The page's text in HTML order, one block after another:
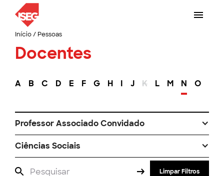
Início/ Pessoas
Docentes
A B C D E F G H I J K L M N O
Professor Associado Convidado
Ciências Sociais
Limpar Filtros